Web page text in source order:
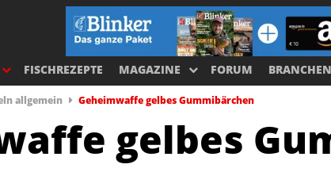
FISCHREZEPTE MAGAZINE FORUM
allgemein Geheimwaffe gelbes Gummibärchen
gelbes